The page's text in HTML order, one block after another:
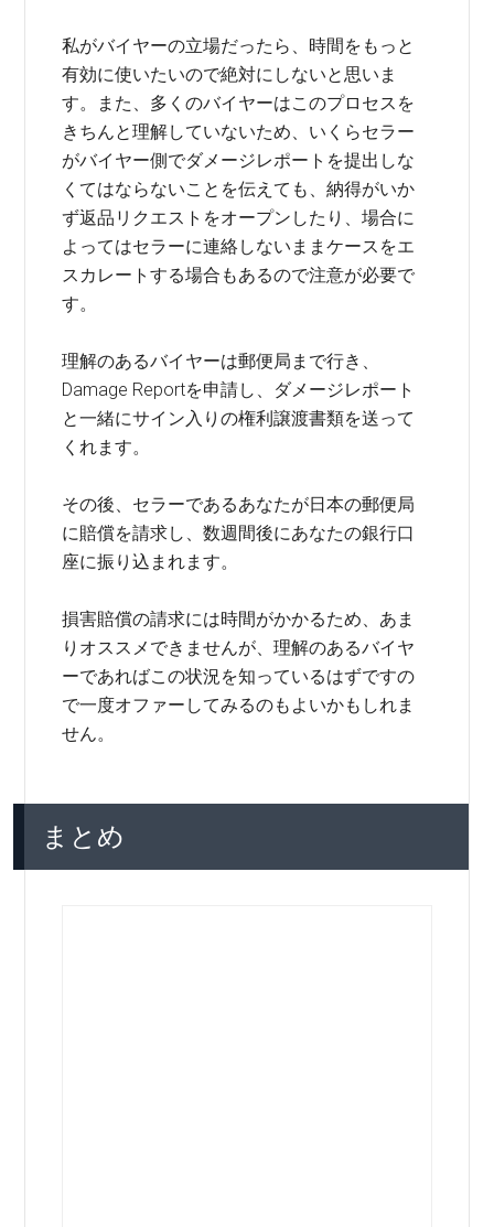
私がバイヤーの立場だったら、時間をもっと
有効に使いたいので絶対にしないと思いま
す。また、多くのバイヤーはこのプロセスを
きちんと理解していないため、いくらセラー
がバイヤー側でダメージレポートを提出しな
くてはならないことを伝えても、納得がいか
ず返品リクエストをオープンしたり、場合に
よってはセラーに連絡しないままケースをエ
スカレートする場合もあるので注意が必要で
す。
理解のあるバイヤーは郵便局まで行き、
Damage Reportを申請し、ダメージレポート
と一緒にサイン入りの権利譲渡書類を送って
くれます。
その後、セラーであるあなたが日本の郵便局
に賠償を請求し、数週間後にあなたの銀行口
座に振り込まれます。
損害賠償の請求には時間がかかるため、あま
りオススメできませんが、理解のあるバイヤ
ーであればこの状況を知っているはずですの
で一度オファーしてみるのもよいかもしれま
せん。
まとめ